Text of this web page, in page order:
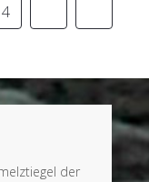
4
der